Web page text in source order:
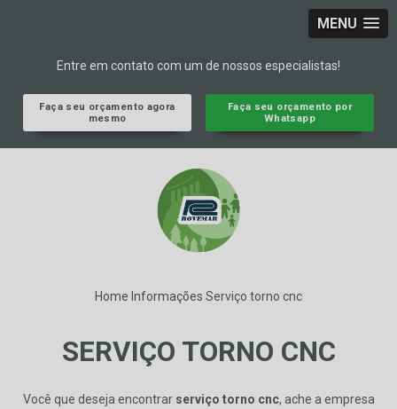
MENU
Entre em contato com um de nossos especialistas!
Faça seu orçamento agora
mesmo
Faça seu orçamento por
Whatsapp
Home Informações Serviço torno cnc
SERVIÇO TORNO CNC
Você que deseja encontrar serviço torno cnc, ache a empresa